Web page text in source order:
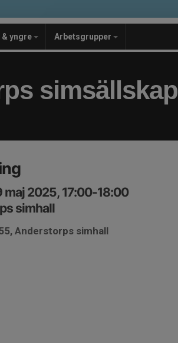
yngre Arbetsgrupper
simsällskap
maj 2025, 17:00-18:00
simhall
Anderstorps simhall